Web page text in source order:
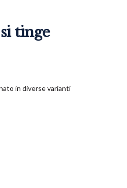
tinge
in diverse varianti